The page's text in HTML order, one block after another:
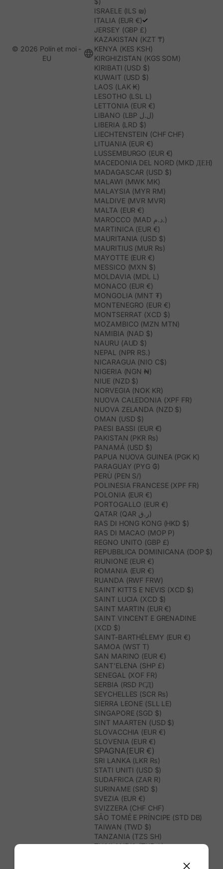
ISRAELE (ILS ₪)
ITALIA (EUR €)
JERSEY (GBP £)
KAZAKISTAN (KZT ₸)
KENYA (KES KSH)
KIRGHIZISTAN (KGS SOM)
KIRIBATI (USD $)
KUWAIT (USD $)
LAOS (LAK ₭)
LESOTHO (LSL L)
LETTONIA (EUR €)
LIBANO (LBP ل.ل)
LIBERIA (LRD $)
LIECHTENSTEIN (CHF CHF)
LITUANIA (EUR €)
LUSSEMBURGO (EUR €)
MACEDONIA DEL NORD (MKD ДЕН)
MADAGASCAR (USD $)
MALAWI (MWK MK)
MALAYSIA (MYR RM)
MALDIVE (MVR MVR)
MALTA (EUR €)
MAROCCO (MAD د.م.)
MARTINICA (EUR €)
MAURITANIA (USD $)
MAURITIUS (MUR ₨)
MAYOTTE (EUR €)
MESSICO (MXN $)
MOLDAVIA (MDL L)
MONACO (EUR €)
MONGOLIA (MNT ₮)
MONTENEGRO (EUR €)
MONTSERRAT (XCD $)
MOZAMBICO (MZN MTN)
NAMIBIA (NAD $)
NAURU (AUD $)
NEPAL (NPR RS.)
NICARAGUA (NIO C$)
NIGERIA (NGN ₦)
NIUE (NZD $)
NORVEGIA (NOK KR)
NUOVA CALEDONIA (XPF FR)
NUOVA ZELANDA (NZD $)
OMAN (USD $)
PAESI BASSI (EUR €)
PAKISTAN (PKR ₨)
PANAMÁ (USD $)
PAPUA NUOVA GUINEA (PGK K)
PARAGUAY (PYG ₲)
PERÙ (PEN S/)
POLINESIA FRANCESE (XPF FR)
POLONIA (EUR €)
PORTOGALLO (EUR €)
QATAR (QAR ر.ق)
RAS DI HONG KONG (HKD $)
RAS DI MACAO (MOP P)
REGNO UNITO (GBP £)
REPUBBLICA DOMINICANA (DOP $)
RIUNIONE (EUR €)
ROMANIA (EUR €)
RUANDA (RWF FRW)
SAINT KITTS E NEVIS (XCD $)
SAINT LUCIA (XCD $)
SAINT MARTIN (EUR €)
SAINT VINCENT E GRENADINE
(XCD $)
SAINT-BARTHÉLEMY (EUR €)
SAMOA (WST T)
SAN MARINO (EUR €)
SANT’ELENA (SHP £)
SENEGAL (XOF FR)
SERBIA (RSD РСД)
SEYCHELLES (SCR ₨)
SIERRA LEONE (SLL LE)
SINGAPORE (SGD $)
SINT MAARTEN (USD $)
SLOVACCHIA (EUR €)
SLOVENIA (EUR €)
SPAGNA(EUR €)
SRI LANKA (LKR ₨)
STATI UNITI (USD $)
SUDAFRICA (ZAR R)
SURINAME (SRD $)
SVEZIA (EUR €)
SVIZZERA (CHF CHF)
SÃO TOMÉ E PRÍNCIPE (STD DB)
TAIWAN (TWD $)
TANZANIA (TZS SH)
THAILANDIA (THB ฿)
© 2026 Polín et moi -
EU